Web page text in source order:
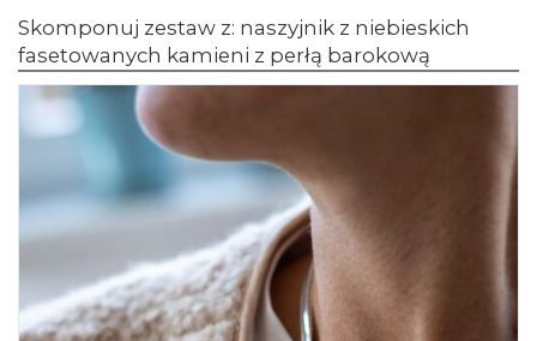
Skomponuj zestaw z: naszyjnik z niebieskich
fasetowanych kamieni z perłą barokową